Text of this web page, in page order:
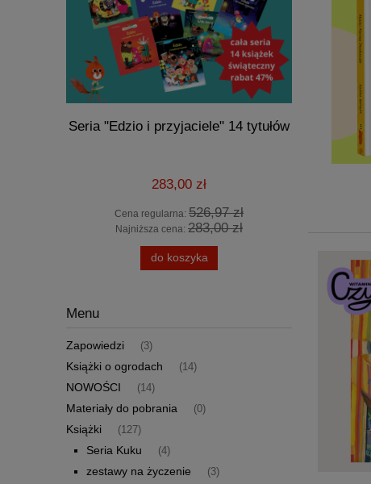
Seria "Edzio i przyjaciele" 14 tytułów
283,00 zł
Cena regularna: 526,97 zł
Najniższa cena: 283,00 zł
do koszyka
Menu
Zapowiedzi (3)
Książki o ogrodach (14)
NOWOŚCI (14)
Materiały do pobrania (0)
Książki (127)
Seria Kuku (4)
zestawy na życzenie (3)